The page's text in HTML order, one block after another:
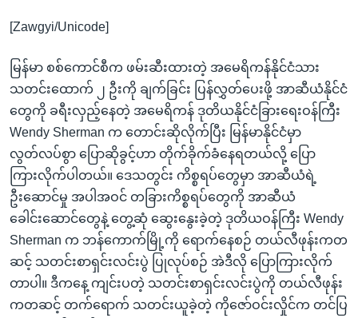
သို့
ကျော်
ရန်
[Zawgyi/Unicode]
မြန်မာ စစ်ကောင်စီက ဖမ်းဆီးထားတဲ့ အမေရိကန်နိုင်ငံသား
သတင်းထောက် ၂ ဦးကို ချက်ခြင်း ပြန်လွှတ်ပေးဖို့ အာဆီယံနိုင်ငံ
တွေကို ခရီးလှည့်နေတဲ့ အမေရိကန် ဒုတိယနိုင်ငံခြားရေးဝန်ကြီး
Wendy Sherman က တောင်းဆိုလိုက်ပြီး မြန်မာနိုင်ငံမှာ
လွတ်လပ်စွာ ပြောဆိုခွင့်ဟာ တိုက်ခိုက်ခံနေရတယ်လို့ ပြော
ကြားလိုက်ပါတယ်။ ဒေသတွင်း ကိစ္စရပ်တွေမှာ အာဆီယံရဲ့
ဦးဆောင်မှု အပါအဝင် တခြားကိစ္စရပ်တွေကို အာဆီယံ
ခေါင်းဆောင်တွေနဲ့ တွေ့ဆုံ ဆွေးနွေးခဲ့တဲ့ ဒုတိယဝန်ကြီး Wendy
Sherman က ဘန်ကောက်မြို့ကို ရောက်နေစဉ် တယ်လီဖုန်းကတ
ဆင့် သတင်းစာရှင်းလင်းပွဲ ပြုလုပ်စဉ် အဲဒီလို ပြောကြားလိုက်
တာပါ။ ဒီကနေ့ ကျင်းပတဲ့ သတင်းစာရှင်းလင်းပွဲကို တယ်လီဖုန်း
ကတဆင့် တက်ရောက် သတင်းယူခဲ့တဲ့ ကိုဇော်ဝင်းလှိုင်က တင်ပြ